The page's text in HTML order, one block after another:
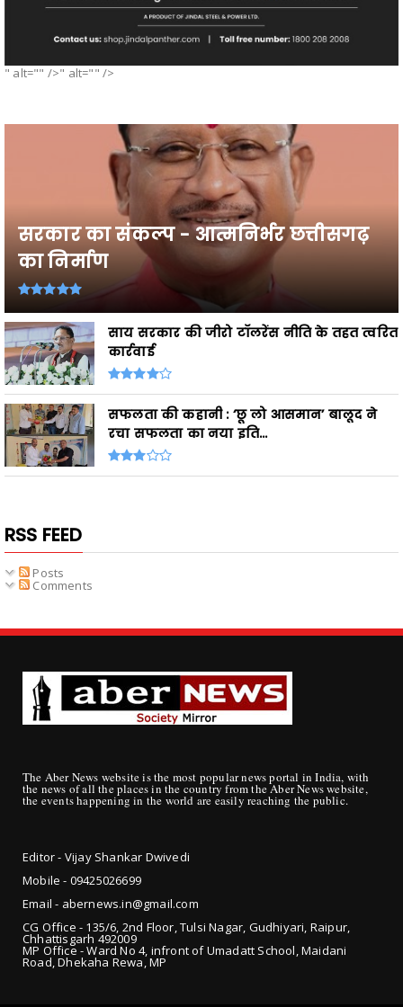
" alt="" />" alt="" />
सरकार का संकल्प - आत्मनिर्भर छत्तीसगढ़
का निर्माण
साय सरकार की जीरो टॉलरेंस नीति के तहत त्वरित
कार्रवाई
सफलता की कहानी : ‘छू लो आसमान’ बालूद ने
रचा सफलता का नया इति...
RSS FEED
Posts
Comments
The Aber News website is the most popular news portal in India, with
the news of all the places in the country from the Aber News website,
the events happening in the world are easily reaching the public.
Editor - Vijay Shankar Dwivedi
Mobile - 09425026699
Email - abernews.in@gmail.com
CG Office - 135/6, 2nd Floor, Tulsi Nagar, Gudhiyari, Raipur,
Chhattisgarh 492009
MP Office - Ward No 4, infront of Umadatt School, Maidani
Road, Dhekaha Rewa, MP